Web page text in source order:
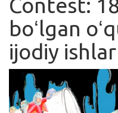
Kurslar
Blog
Yana
Contest:
boʻlgan
ijodiy